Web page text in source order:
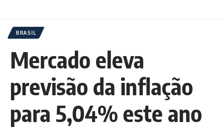
BRASIL
Mercado eleva
previsão da inflação
para 5,04% este ano